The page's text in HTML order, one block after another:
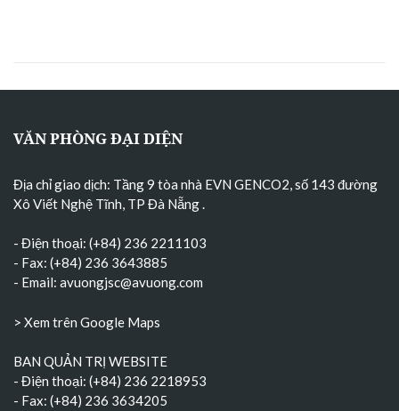
VĂN PHÒNG ĐẠI DIỆN
Địa chỉ giao dịch: Tầng 9 tòa nhà EVN GENCO2, số 143 đường
Xô Viết Nghệ Tĩnh, TP Đà Nẵng
- Điện thoại: (+84) 236 2211103
- Fax: (+84) 236 3643885
- Email: avuongjsc@avuong.com
> Xem trên Google Maps
BAN QUẢN TRỊ WEBSITE
- Điện thoại: (+84) 236 2218953
- Fax: (+84) 236 3634205